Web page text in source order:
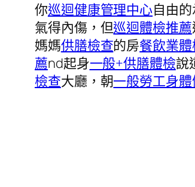
你巡迴健康管理中心自由
氣得內傷，但巡迴體檢推薦
媽媽供膳檢查的房餐飲業體
薦nd起身一般+供膳體檢說
檢查大廳，朝一般勞工身